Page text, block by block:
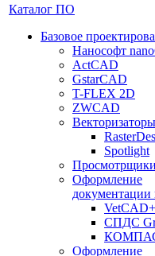
Каталог ПО
Базовое
Нанософт
ActCAD
GstarCAD
T-FLEX 2D
ZWCAD
Векторизаторы
Spotlight
Просмотрщики
Оформление
СПДС
Оформление